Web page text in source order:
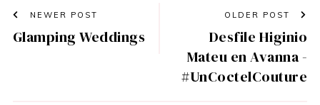
NEWER POST
Glamping Weddings
OLDER POST
Desfile Higinio
Mateu en Avanna -
#UnCoctelCouture